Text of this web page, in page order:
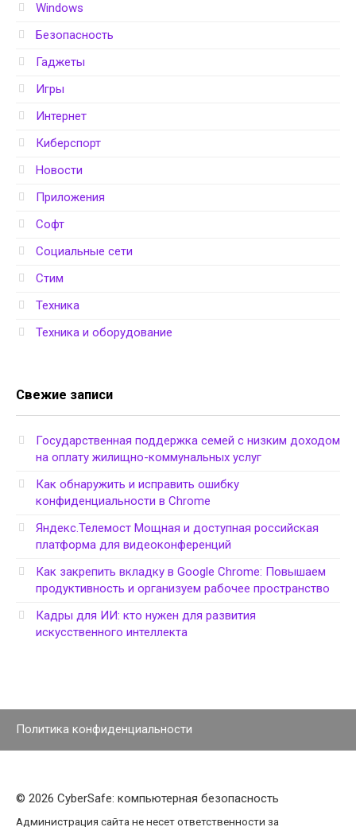
Windows
Безопасность
Гаджеты
Игры
Интернет
Киберспорт
Новости
Приложения
Софт
Социальные сети
Стим
Техника
Техника и оборудование
Свежие записи
Государственная поддержка семей с низким доходом
на оплату жилищно-коммунальных услуг
Как обнаружить и исправить ошибку
конфиденциальности в Chrome
Яндекс.Телемост Мощная и доступная российская
платформа для видеоконференций
Как закрепить вкладку в Google Chrome: Повышаем
продуктивность и организуем рабочее пространство
Кадры для ИИ: кто нужен для развития
искусственного интеллекта
Политика конфиденциальности
© 2026 CyberSafe: компьютерная безопасность
Администрация сайта не несет ответственности за